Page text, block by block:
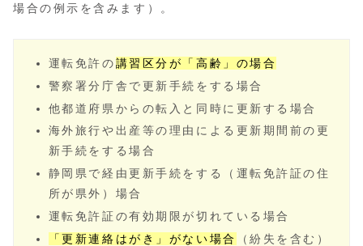
場合の例示を含みます）。
運転免許の講習区分が「高齢」の場合
警察署分庁舎で更新手続をする場合
他都道府県からの転入と同時に更新する場合
海外旅行や出産等の理由による更新期間前の更
新手続をする場合
静岡県で経由更新手続をする（運転免許証の住
所が県外）場合
運転免許証の有効期限が切れている場合
「更新連絡はがき」がない場合
（紛失を含む）